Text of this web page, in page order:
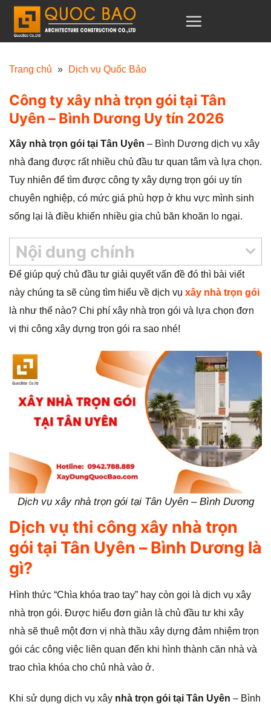
u
Trang chủ » Dịch vụ Quốc Bảo
Công ty xây nhà trọn gói tại Tân
Uyên – Bình Dương Uy tín 2026
Xây nhà trọn gói tại Tân Uyên – Bình Dương dịch vụ xây
nhà đang được rất nhiều chủ đầu tư quan tâm và lựa chọn.
Tuy nhiên để tìm được công ty xây dựng trọn gói uy tín
chuyên nghiệp, có mức giá phù hợp ở khu vực mình sinh
sống lại là điều khiến nhiều gia chủ băn khoăn lo ngại.
Nội dung chính
Để giúp quý chủ đầu tư giải quyết vấn đề đó thì bài viết
này chúng ta sẽ cùng tìm hiểu về dịch vụ xây nhà trọn gói
là như thế nào? Chi phí xây nhà trọn gói và lựa chọn đơn
vị thi công xây dựng trọn gói ra sao nhé!
Dịch vụ xây nhà trọn gói tại Tân Uyên – Bình Dương
Dịch vụ thi công xây nhà trọn
gói tại Tân Uyên – Bình Dương là
gì?
Hình thức “Chìa khóa trao tay” hay còn gọi là dịch vụ xây
nhà trọn gói. Được hiểu đơn giản là chủ đầu tư khi xây
nhà sẽ thuê một đơn vị nhà thầu xây dựng đảm nhiệm trọn
gói các công việc liên quan đến khi hình thành căn nhà và
trao chìa khóa cho chủ nhà vào ở.
Khi sử dụng dịch vụ xây nhà trọn gói tại Tân Uyên – Bình